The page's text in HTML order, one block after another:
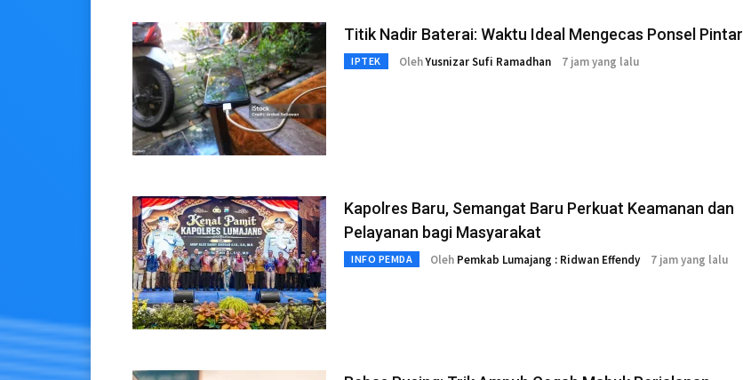
Titik Nadir Baterai: Waktu Ideal Mengecas Ponsel Pintar
IPTEK OlehYusnizar Sufi Ramadhan 7 jam yang lalu
Kapolres Baru, Semangat Baru Perkuat Keamanan dan
Pelayanan bagi Masyarakat
INFO PEMDA Oleh Pemkab Lumajang : Ridwan Effendy 7 jam yang lalu